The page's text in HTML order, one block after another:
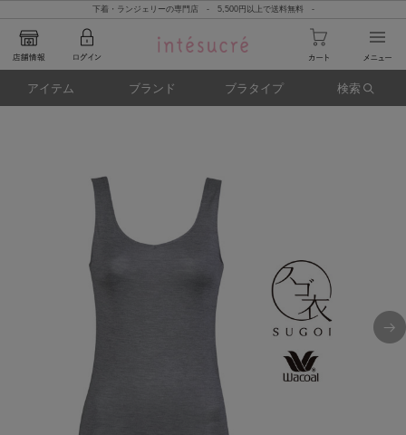
下着・ランジェリーの専門店 - 5,500円以上で送料無料 -
アイテム ブランド ブラタイプ 検索